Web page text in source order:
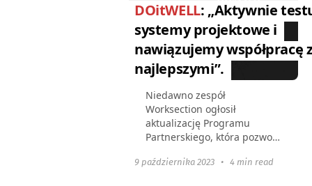
DOitWELL: „Aktywnie
systemy projektowe i
nawiązujemy współpracę
najlepszymi”.
Niedawno zespół
Worksection ogłosił
aktualizację Programu
Partnerskiego, która pozwoli
szybszy rozwój, zwiększając
9 października 2023 • 4 min read